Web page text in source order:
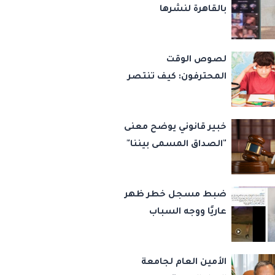
التسجيل
بالقاهرة لنشرها
المشاهدات
لصوص الوقت
المحترفون: كيف تنتصر
في المذاكرة؟
خبير قانوني يوضح معنى
"الصداق المسمى بيننا"
ضبط مسجل خطر ظهر
عاريًا ووجه السباب
الأمين العام لجامعة